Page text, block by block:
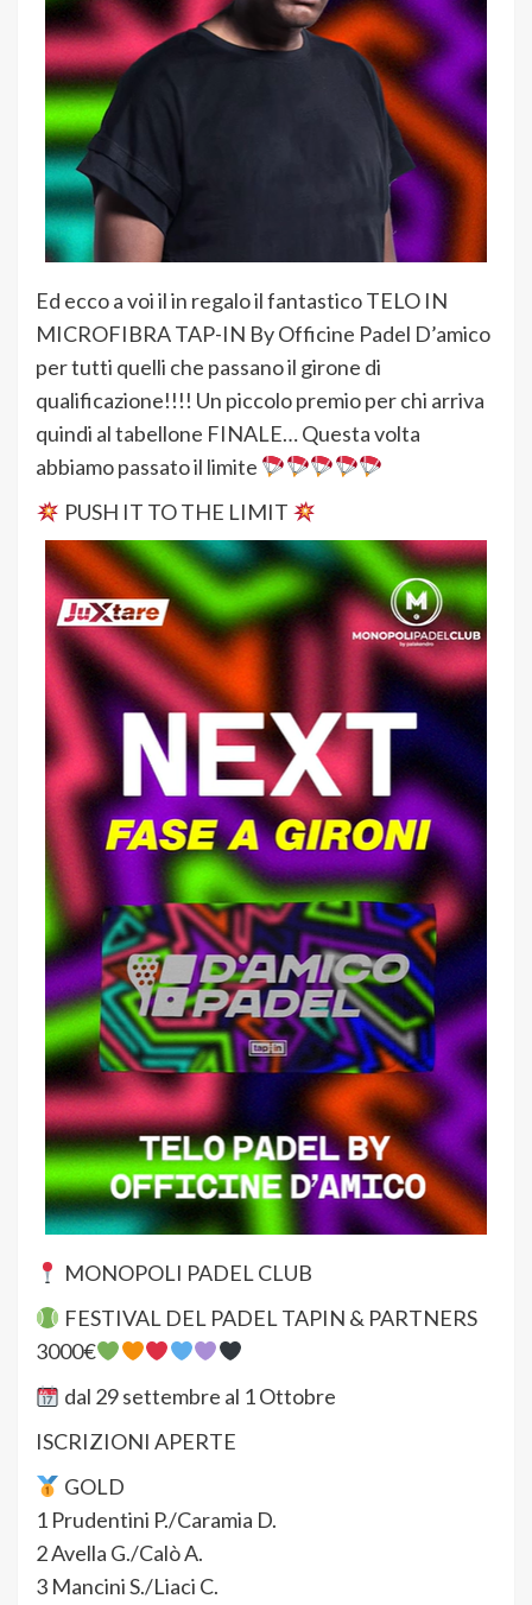
Ed ecco a voi il in regalo il fantastico TELO IN
MICROFIBRA TAP-IN By Officine Padel D’amico
per tutti quelli che passano il girone di
qualificazione!!!! Un piccolo premio per chi arriva
quindi al tabellone FINALE… Questa volta
abbiamo passato il limite
PUSH IT TO THE LIMIT
MONOPOLI PADEL CLUB
FESTIVAL DEL PADEL TAPIN & PARTNERS
3000€
dal 29 settembre al 1 Ottobre
ISCRIZIONI APERTE
GOLD
1 Prudentini P./Caramia D.
2 Avella G./Calò A.
3 Mancini S./Liaci C.